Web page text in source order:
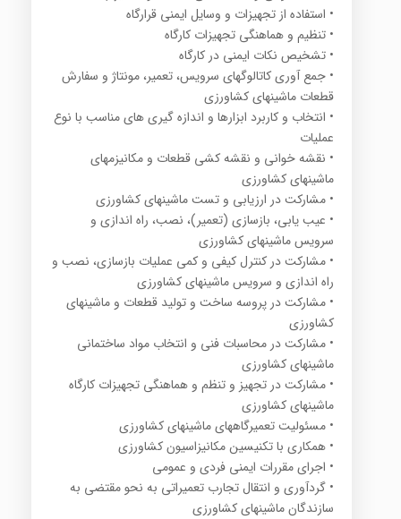
• استفاده از تجهیزات و وسایل ایمنی قرارگاه
• تنظیم و هماهنگی تجهیزات کارگاه
• تشخیص نکات ایمنی در کارگاه
• جمع آوری کاتالوگهای سرویس، تعمیر، مونتاژ و سفارش
قطعات ماشینهای کشاورزی
• انتخاب و کاربرد ابزارها و اندازه گیری های مناسب با نوع
عملیات
• نقشه خوانی و نقشه کشی قطعات و مکانیزمهای
ماشینهای کشاورزی
• مشارکت در ارزیابی و تست ماشینهای کشاورزی
• عیب یابی، بازسازی (تعمیر)، نصب، راه اندازی و
سرویس ماشینهای کشاورزی
• مشارکت در کنترل کیفی و کمی عملیات بازسازی، نصب و
راه اندازی و سرویس ماشینهای کشاورزی
• مشارکت در پروسه ساخت و تولید قطعات و ماشینهای
کشاورزی
• مشارکت در محاسبات فنی و انتخاب مواد ساختمانی
ماشینهای کشاورزی
• مشارکت در تجهیز و تنظم و هماهنگی تجهیزات کارگاه
ماشینهای کشاورزی
• مسئولیت تعمیرگاههای ماشینهای کشاورزی
• همکاری با تکنیسین مکانیزاسیون کشاورزی
• اجرای مقررات ایمنی فردی و عمومی
• گردآوری و انتقال تجارب تعمیراتی به نحو مقتضی به
سازندگان ماشینهای کشاورزی